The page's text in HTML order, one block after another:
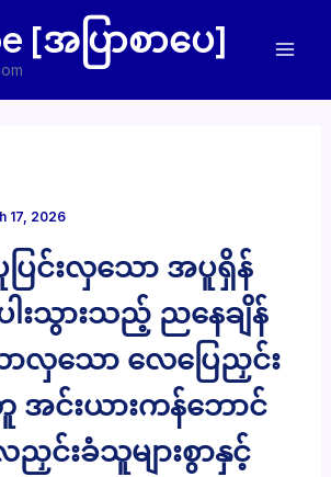
[အပြာစာပေ]
17, 2026
ပြင်းလှသော အပူရှိန်
ပါးသွားသည့် ညနေချိန်
လှသော လေပြေညှင်း
အင်းယားကန်ဘောင်
င်းခံသူများစွာနှင့်